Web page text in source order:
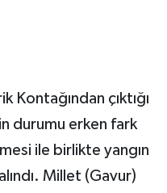
Kontağından çıktığı
durumu erken fark
ile birlikte yangın
Millet (Gavur)